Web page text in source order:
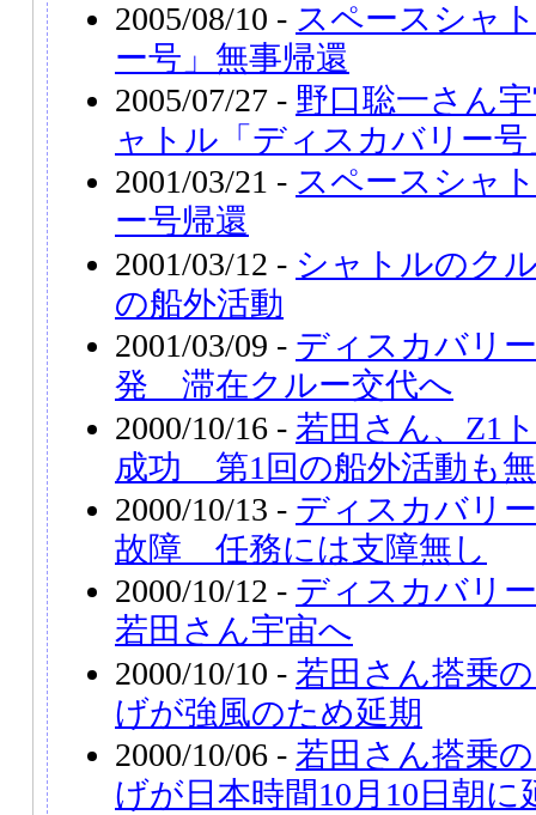
2005/08/10 - スペースシャ
ー号」無事帰還
2005/07/27 - 野口聡一さん
ャトル「ディスカバリー
2001/03/21 - スペースシャ
ー号帰還
2001/03/12 - シャトルのク
の船外活動
2001/03/09 - ディスカバリ
発 滞在クルー交代へ
2000/10/16 - 若田さん、Z1
成功 第1回の船外活動も
2000/10/13 - ディスカバリ
故障 任務には支障無し
2000/10/12 - ディスカバリ
若田さん宇宙へ
2000/10/10 - 若田さん搭乗
げが強風のため延期
2000/10/06 - 若田さん搭乗
げが日本時間10月10日朝に